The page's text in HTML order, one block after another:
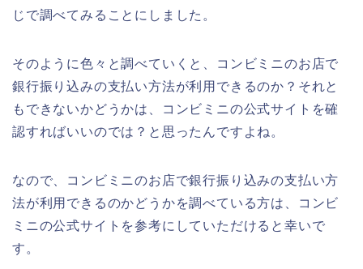
じで調べてみることにしました。
そのように色々と調べていくと、コンビミニのお店で
銀行振り込みの支払い方法が利用できるのか？それと
もできないかどうかは、コンビミニの公式サイトを確
認すればいいのでは？と思ったんですよね。
なので、コンビミニのお店で銀行振り込みの支払い方
法が利用できるのかどうかを調べている方は、コンビ
ミニの公式サイトを参考にしていただけると幸いで
す。